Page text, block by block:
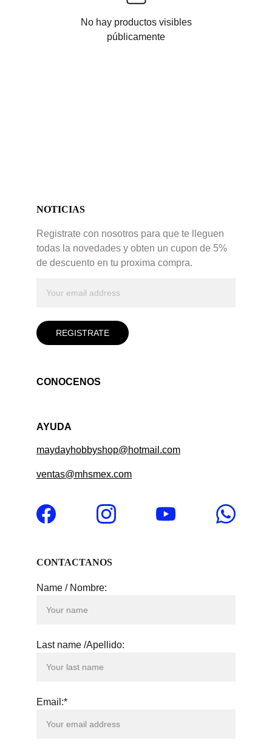
No hay productos visibles
públicamente
NOTICIAS
Registrate con nosotros para que te lleguen
todas la novedades y obten un cupon de 5%
de descuento en tu proxima compra.
CONOCENOS
REGISTRATE
AYUDA
maydayhobbyshop@hotmail.com
CONTACTANOS
Name / Nombre:
Last name /Apellido:
Email:*
ventas@mhsmex.com